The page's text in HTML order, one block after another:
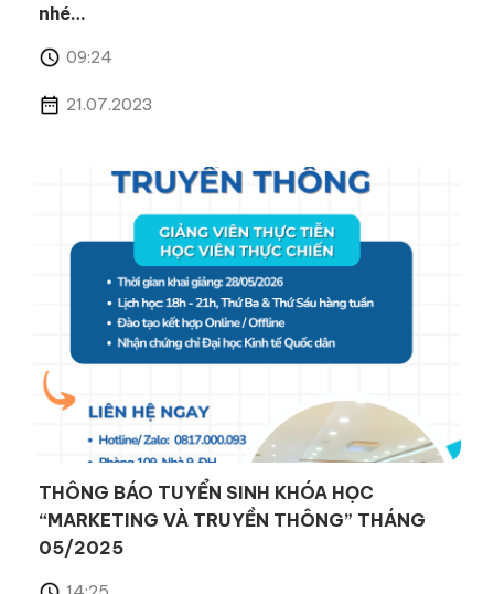
nhé…
09:24
21.07.2023
THÔNG BÁO TUYỂN SINH KHÓA HỌC
“MARKETING VÀ TRUYỀN THÔNG” THÁNG
05/2025